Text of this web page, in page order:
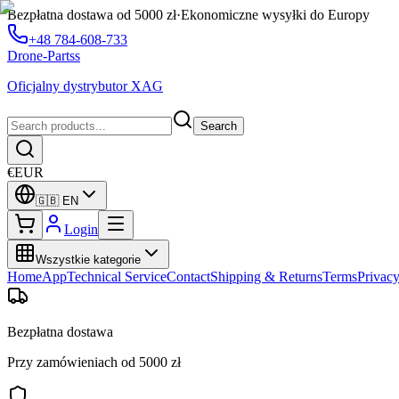
Bezpłatna dostawa od 5000 zł·Ekonomiczne wysyłki do Europy
+48 784-608-733
Drone-Partss
Oficjalny dystrybutor XAG
Search
€EUR
🇬🇧 EN
Login
Wszystkie kategorie
HomeAppTechnical ServiceContactShipping & ReturnsTermsPrivacy
Bezpłatna dostawa
Przy zamówieniach od 5000 zł